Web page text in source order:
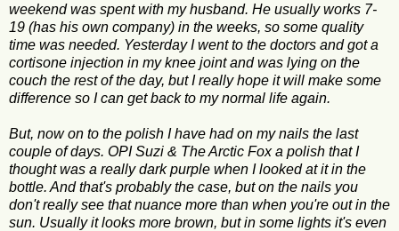
weekend was spent with my husband. He usually works 7-
19 (has his own company) in the weeks, so some quality
time was needed. Yesterday I went to the doctors and got a
cortisone injection in my knee joint and was lying on the
couch the rest of the day, but I really hope it will make some
difference so I can get back to my normal life again.
But, now on to the polish I have had on my nails the last
couple of days. OPI Suzi & The Arctic Fox a polish that I
thought was a really dark purple when I looked at it in the
bottle. And that's probably the case, but on the nails you
don't really see that nuance more than when you're out in the
sun. Usually it looks more brown, but in some lights it's even